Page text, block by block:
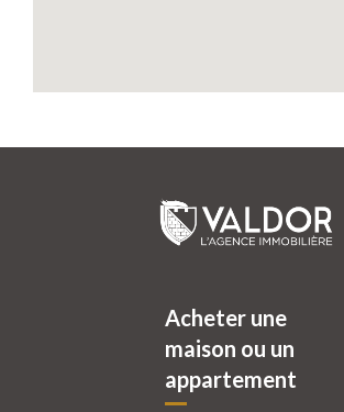
Acheter une
maison ou un
appartement